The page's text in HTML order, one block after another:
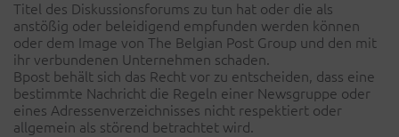
Titel des Diskussionsforums zu tun hat oder die als
anstößig oder beleidigend empfunden werden können
oder dem Image von The Belgian Post Group und den mit
ihr verbundenen Unternehmen schaden.
Bpost behält sich das Recht vor zu entscheiden, dass eine
bestimmte Nachricht die Regeln einer Newsgruppe oder
eines Adressenverzeichnisses nicht respektiert oder
allgemein als störend betrachtet wird.